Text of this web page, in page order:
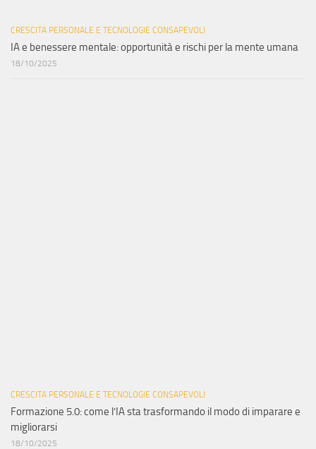
CRESCITA PERSONALE E TECNOLOGIE CONSAPEVOLI
IA e benessere mentale: opportunità e rischi per la mente umana
18/10/2025
CRESCITA PERSONALE E TECNOLOGIE CONSAPEVOLI
Formazione 5.0: come l’IA sta trasformando il modo di imparare e
migliorarsi
18/10/2025